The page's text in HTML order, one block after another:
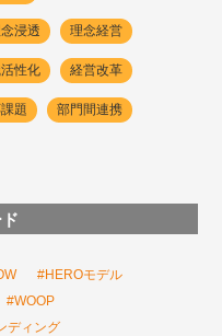
浸透 理念経営
性化 経営改革
題 部門間連携
#HEROモデル
#WOOP
ディング